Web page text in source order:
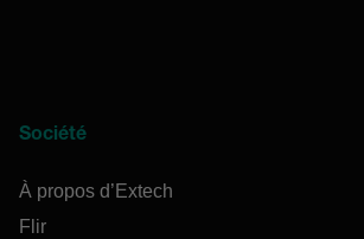
Société
À propos d’Extech
Flir